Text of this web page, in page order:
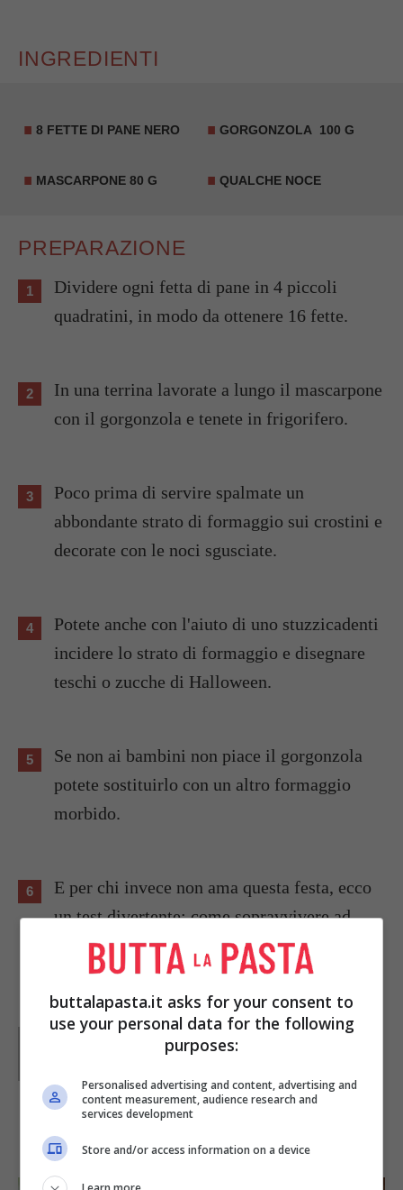
INGREDIENTI
8 FETTE DI PANE NERO GORGONZOLA 100 G
MASCARPONE 80 G QUALCHE NOCE
PREPARAZIONE
Dividere ogni fetta di pane in 4 piccoli
quadratini, in modo da ottenere 16 fette.
In una terrina lavorate a lungo il mascarpone
con il gorgonzola e tenete in frigorifero.
Poco prima di servire spalmate un
abbondante strato di formaggio sui crostini e
decorate con le noci sgusciate.
Potete anche con l'aiuto di uno stuzzicadenti
incidere lo strato di formaggio e disegnare
teschi o zucche di Halloween.
Se non ai bambini non piace il gorgonzola
potete sostituirlo con un altro formaggio
morbido.
E per chi invece non ama questa festa, ecco
untest divertente: come sopravvivere ad
Halloween?
Parole diPaoletta
Paoletta è stata collaboratrice di Buttalapasta dal 2008
primi ai contorni, dai secondi ai dolci.
IN PRIMO PIANO
buttalapasta.it asks for your consent to
use your personal data for the following
purposes:
Personalised advertising and content, advertising and
content measurement, audience research and
services development
Store and/or access information on a device